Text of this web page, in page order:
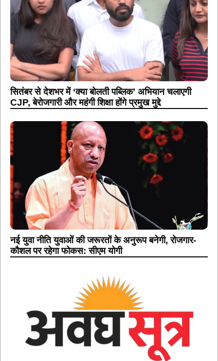
सितंबर से देशभर में ‘क्या बोलती पब्लिक’ अभियान चलाएगी
CJP, बेरोजगारी और महंगी शिक्षा होंगे प्रमुख मुद्दे
नई युवा नीति युवाओं की जरूरतों के अनुरूप बनेगी, रोजगार-
कौशल पर रहेगा फोकस: सीएम योगी